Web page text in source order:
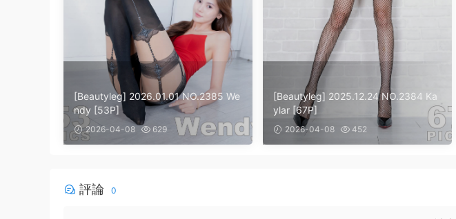
[Beautyleg] 2026.01.01 NO.2385 We
ndy [53P]
2026-04-08 629
[Beautyleg] 2025.12.24 NO.2384 Ka
ylar [67P]
2026-04-08 452
評論 0